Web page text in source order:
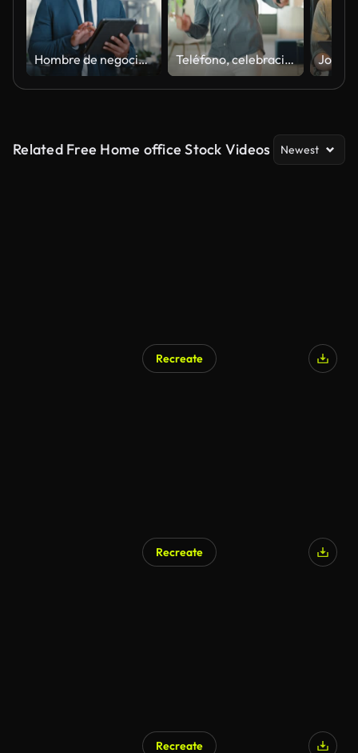
Hombre de negocios trabajando en una tableta digital mientras camina en una oficina corporativa. Profesional de marketing y hombre negro investigando en Internet o en un sitio web con un dispositivo móvil Fordstart Project Teléfono, celebración y hombre de negocios en la oficina con baile feliz, victoria y emocionado por el correo electrónico de aprobación de préstamo inicial. Smartphone, éxito y emprendedor japonés en el trabajo con hito, victoria u objetivo
Related Free Home office Stock Videos Newest
Recreate
Recreate
Recreate